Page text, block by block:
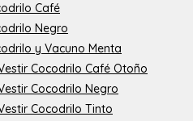
Café
Negro
y Vacuno Menta
Cocodrilo Café Otoño
Cocodrilo Negro
Cocodrilo Tinto